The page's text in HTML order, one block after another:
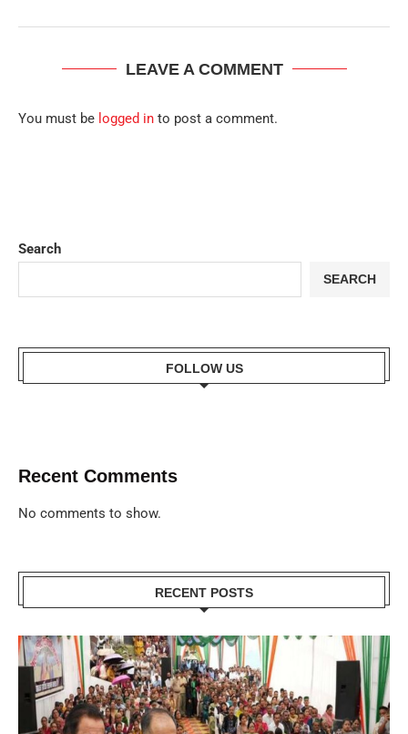
LEAVE A COMMENT
You must be logged in to post a comment.
Search
SEARCH
FOLLOW US
Recent Comments
No comments to show.
RECENT POSTS